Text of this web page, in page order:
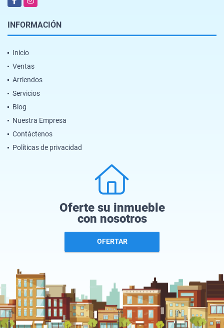
INFORMACIÓN
Inicio
Ventas
Arriendos
Servicios
Blog
Nuestra Empresa
Contáctenos
Políticas de privacidad
Oferte su inmueble
con nosotros
OFERTAR